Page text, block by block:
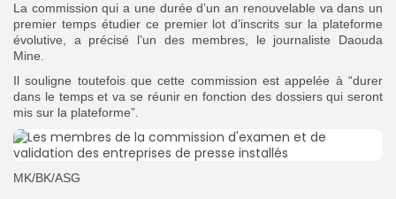
La commission qui a une durée d’un an renouvelable va dans un
premier temps étudier ce premier lot d’inscrits sur la plateforme
évolutive, a précisé l’un des membres, le journaliste Daouda
Mine.
Il souligne toutefois que cette commission est appelée à “durer
dans le temps et va se réunir en fonction des dossiers qui seront
mis sur la plateforme”.
MK/BK/ASG